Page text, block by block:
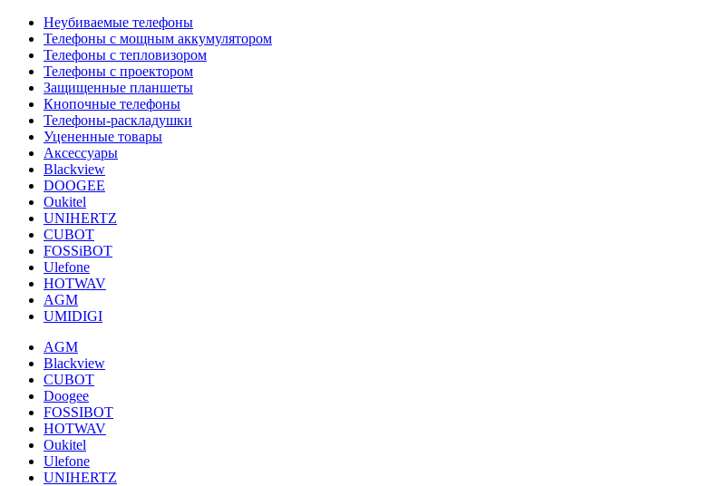
Неубиваемые телефоны
Телефоны с мощным аккумулятором
Телефоны с тепловизором
Телефоны с проектором
Защищенные планшеты
Кнопочные телефоны
Телефоны-раскладушки
Уцененные товары
Аксессуары
Blackview
DOOGEE
Oukitel
UNIHERTZ
CUBOT
FOSSiBOT
Ulefone
HOTWAV
AGM
UMIDIGI
AGM
Blackview
CUBOT
Doogee
FOSSIBOT
HOTWAV
Oukitel
Ulefone
UNIHERTZ